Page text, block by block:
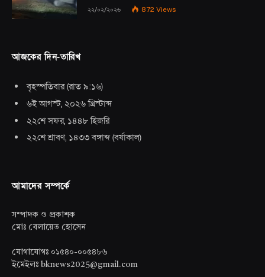
২২/০২/২০২৬ 872 Views
আজকের দিন-তারিখ
বৃহস্পতিবার(রাত ৯:১৬)
৬ই আগস্ট, ২০২৬ খ্রিস্টাব্দ
২২শে সফর, ১৪৪৮ হিজরি
২২শে শ্রাবণ, ১৪৩৩ বঙ্গাব্দ (বর্ষাকাল)
আমাদের সম্পর্কে
সম্পাদক ও প্রকাশক
মোঃ বেলায়েত হোসেন
যোগাযোগঃ ০১৫৪০-০০৫৪৮৬
ইমেইলঃ bknews2025@gmail.com